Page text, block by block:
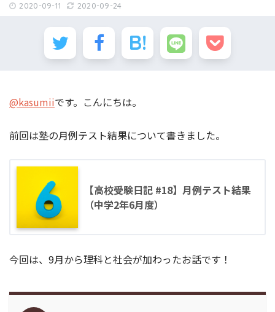
2020-09-11 2020-09-24
@kasumiiです。こんにちは。
前回は塾の月例テスト結果について書きました。
【高校受験日記 #18】月例テスト結果
（中学2年6月度）
今回は、9月から理科と社会が加わったお話です！